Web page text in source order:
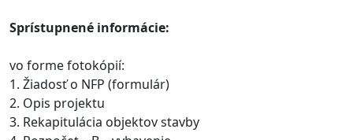
Sprístupnené informácie:
vo forme fotokópií:
1. Žiadosť o NFP (formulár)
2. Opis projektu
3. Rekapitulácia objektov stavby